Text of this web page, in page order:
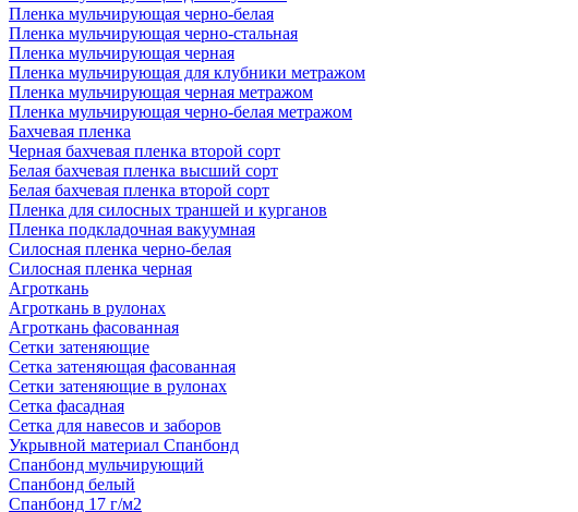
Пленка мульчирующая черно-белая
Пленка мульчирующая черно-стальная
Пленка мульчирующая черная
Пленка мульчирующая для клубники метражом
Пленка мульчирующая черная метражом
Пленка мульчирующая черно-белая метражом
Бахчевая пленка
Черная бахчевая пленка второй сорт
Белая бахчевая пленка высший сорт
Белая бахчевая пленка второй сорт
Пленка для силосных траншей и курганов
Пленка подкладочная вакуумная
Силосная пленка черно-белая
Силосная пленка черная
Агроткань
Агроткань в рулонах
Агроткань фасованная
Сетки затеняющие
Сетка затеняющая фасованная
Сетки затеняющие в рулонах
Сетка фасадная
Сетка для навесов и заборов
Укрывной материал Спанбонд
Спанбонд мульчирующий
Спанбонд белый
Спанбонд 17 г/м2